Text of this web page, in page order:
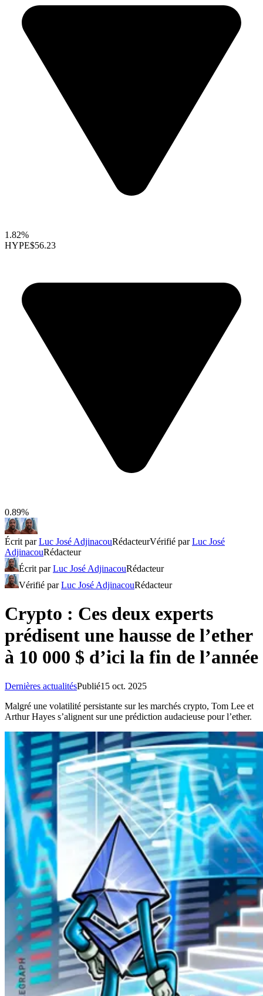
1.82%
HYPE$56.23
0.89%
Écrit parLuc José AdjinacouRédacteurVérifié parLuc José
AdjinacouRédacteur
Écrit parLuc José AdjinacouRédacteur
Vérifié parLuc José AdjinacouRédacteur
Crypto : Ces deux experts
prédisent une hausse de l’ether
à 10 000 $ d’ici la fin de l’année
Dernières actualitésPublié15 oct. 2025
Malgré une volatilité persistante sur les marchés crypto, Tom Lee et
Arthur Hayes s’alignent sur une prédiction audacieuse pour l’ether.